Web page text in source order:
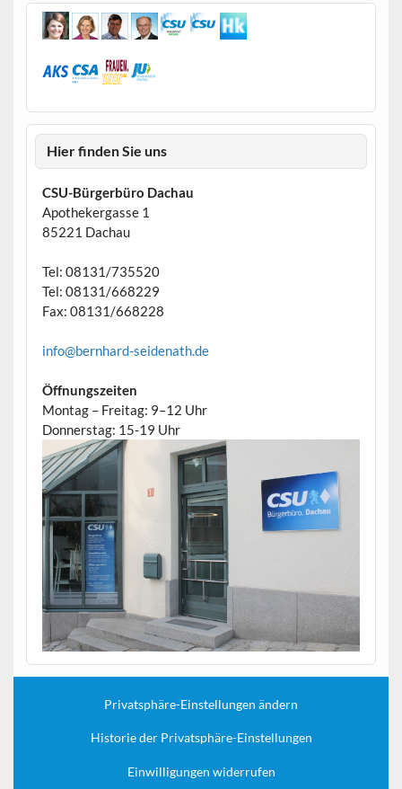
Hier finden Sie uns
CSU-Bürgerbüro Dachau
Apothekergasse 1
85221 Dachau
Tel: 08131/735520
Tel: 08131/668229
Fax: 08131/668228
info@bernhard-seidenath.de
Öffnungszeiten
Montag – Freitag: 9–12 Uhr
Donnerstag: 15-19 Uhr
Privatsphäre-Einstellungen ändern
Historie der Privatsphäre-Einstellungen
Einwilligungen widerrufen